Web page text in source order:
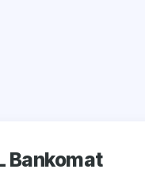
Bankomat